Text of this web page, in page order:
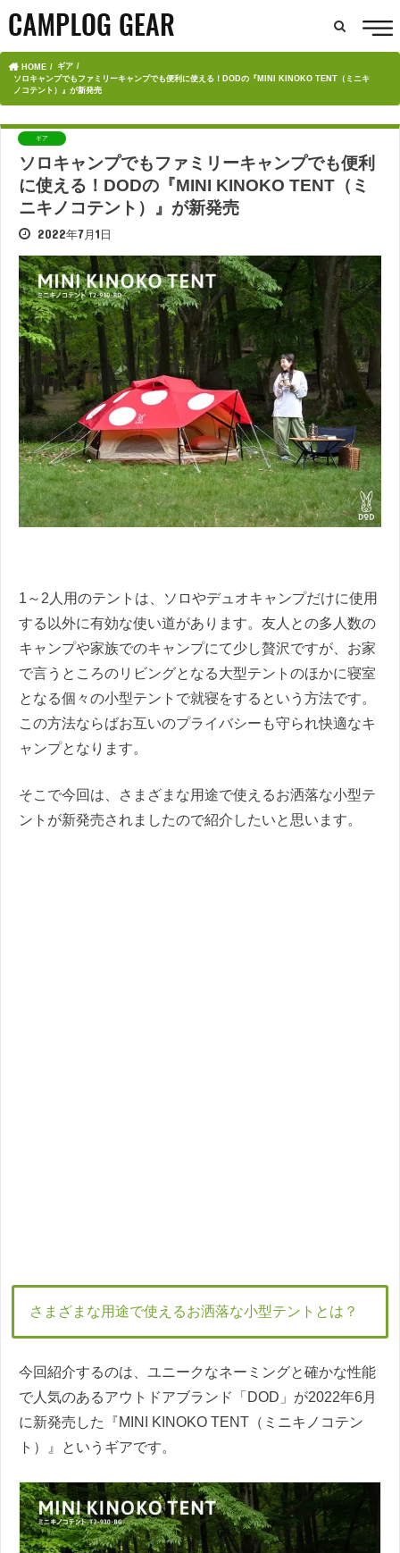
HOME
ギア
ソロキャンプでもファミリーキャンプでも便利に使える！DODの『MINI KINOKO TENT（ミニキ
ノコテント）』が新発売
ギア
ソロキャンプでもファミリーキャンプでも便利
に使える！DODの『MINI KINOKO TENT（ミ
ニキノコテント）』が新発売
2022年7月1日
1～2人用のテントは、ソロやデュオキャンプだけに使用
する以外に有効な使い道があります。友人との多人数の
キャンプや家族でのキャンプにて少し贅沢ですが、お家
で言うところのリビングとなる大型テントのほかに寝室
となる個々の小型テントで就寝をするという方法です。
この方法ならばお互いのプライバシーも守られ快適なキ
ャンプとなります。
そこで今回は、さまざまな用途で使えるお洒落な小型テ
ントが新発売されましたので紹介したいと思います。
さまざまな用途で使えるお洒落な小型テントとは？
今回紹介するのは、ユニークなネーミングと確かな性能
で人気のあるアウトドアブランド「DOD」が2022年6月
に新発売した『MINI KINOKO TENT（ミニキノコテン
ト）』というギアです。